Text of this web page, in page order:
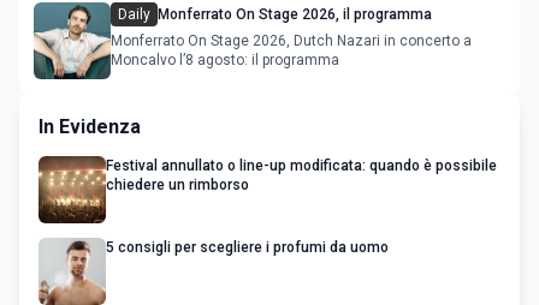
Daily Monferrato On Stage 2026, il programma
Monferrato On Stage 2026, Dutch Nazari in concerto a
Moncalvo l’8 agosto: il programma
In Evidenza
Festival annullato o line-up modificata: quando è possibile
chiedere un rimborso
5 consigli per scegliere i profumi da uomo